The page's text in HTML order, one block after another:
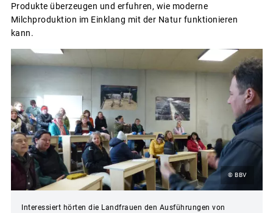
Produkte überzeugen und erfuhren, wie moderne
Milchproduktion im Einklang mit der Natur funktionieren
kann.
© BBV
Interessiert hörten die Landfrauen den Ausführungen von